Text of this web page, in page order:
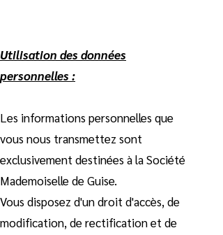
Utilisation des données
personnelles :
Les informations personnelles que
vous nous transmettez sont
exclusivement destinées à la Société
Mademoiselle de Guise.
Vous disposez d'un droit d'accès, de
modification, de rectification et de